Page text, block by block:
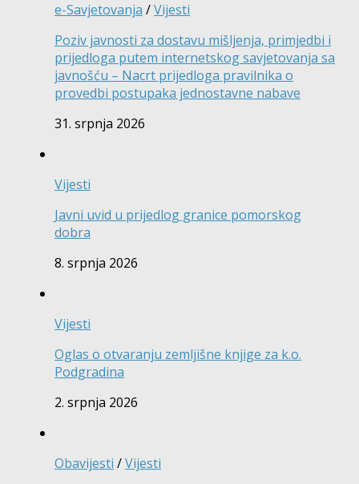
e-Savjetovanja /Vijesti
Poziv javnosti za dostavu mišljenja, primjedbi i
prijedloga putem internetskog savjetovanja sa
javnošću – Nacrt prijedloga pravilnika o
provedbi postupaka jednostavne nabave
31. srpnja 2026
Vijesti
Javni uvid u prijedlog granice pomorskog
dobra
8. srpnja 2026
Vijesti
Oglas o otvaranju zemljišne knjige za k.o.
Podgradina
2. srpnja 2026
Obavijesti /Vijesti